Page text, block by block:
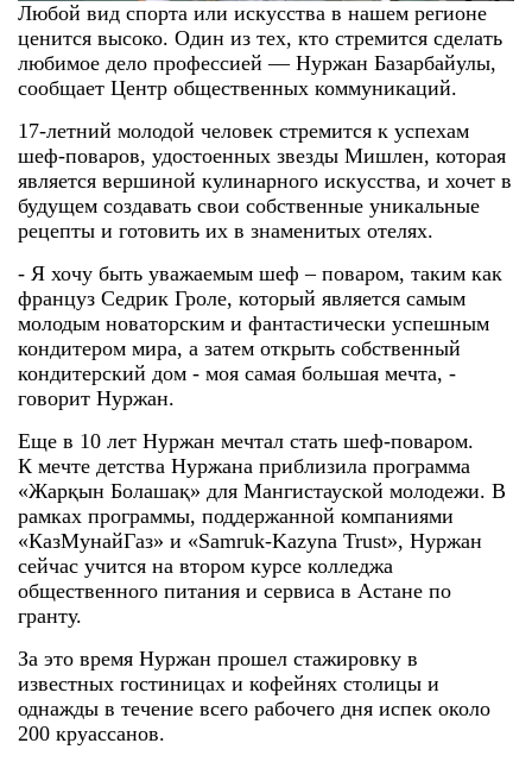
Любой вид спорта или искусства в нашем регионе
ценится высоко. Один из тех, кто стремится сделать
любимое дело профессией — Нуржан Базарбайулы,
сообщает Центр общественных коммуникаций.
17-летний молодой человек стремится к успехам
шеф-поваров, удостоенных звезды Мишлен, которая
является вершиной кулинарного искусства, и хочет в
будущем создавать свои собственные уникальные
рецепты и готовить их в знаменитых отелях.
- Я хочу быть уважаемым шеф – поваром, таким как
француз Седрик Гроле, который является самым
молодым новаторским и фантастически успешным
кондитером мира, а затем открыть собственный
кондитерский дом - моя самая большая мечта, -
говорит Нуржан.
Еще в 10 лет Нуржан мечтал стать шеф-поваром.
К мечте детства Нуржана приблизила программа
«Жарқын Болашақ» для Мангистауской молодежи. В
рамках программы, поддержанной компаниями
«КазМунайГаз» и «Samruk-Kazyna Trust», Нуржан
сейчас учится на втором курсе колледжа
общественного питания и сервиса в Астане по
гранту.
За это время Нуржан прошел стажировку в
известных гостиницах и кофейнях столицы и
однажды в течение всего рабочего дня испек около
200 круассанов.